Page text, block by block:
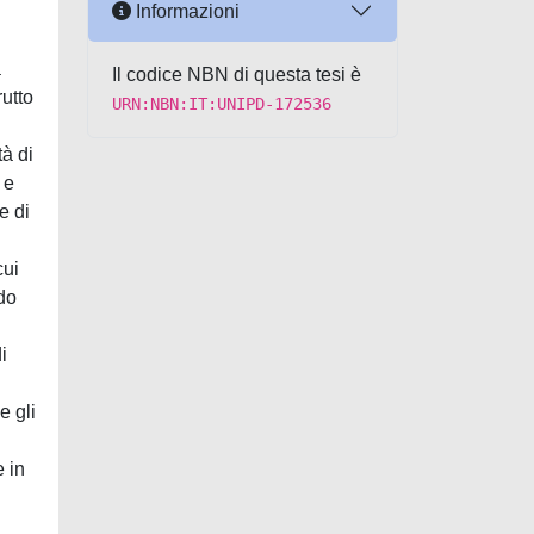
di
e
di
gli
in
Informazioni
Il codice NBN di questa tesi è
URN:NBN:IT:UNIPD-172536